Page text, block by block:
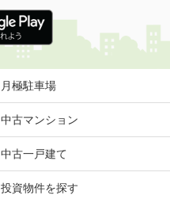
月極駐車場
中古マンション
中古一戸建て
投資物件を探す